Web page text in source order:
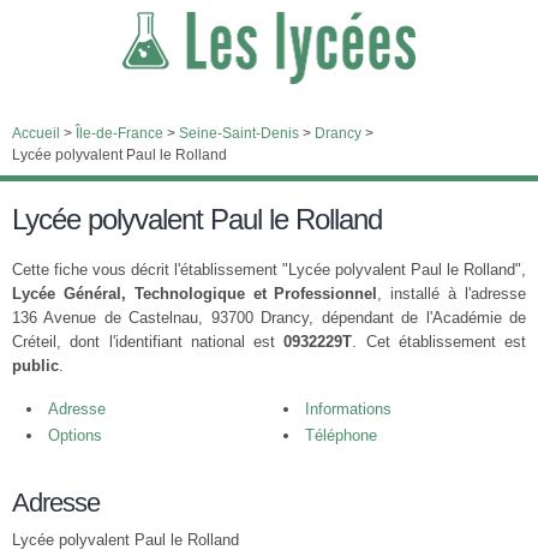
Accueil > Île-de-France > Seine-Saint-Denis > Drancy >
Lycée polyvalent Paul le Rolland
Lycée polyvalent Paul le Rolland
Cette fiche vous décrit l'établissement "Lycée polyvalent Paul le Rolland",
Lycée Général, Technologique et Professionnel , installé à l'adresse
136 Avenue de Castelnau, 93700 Drancy, dépendant de l'Académie de
Créteil, dont l'identifiant national est0932229T. Cet établissement est
public.
Adresse
Informations
Options
Téléphone
Adresse
Lycée polyvalent Paul le Rolland